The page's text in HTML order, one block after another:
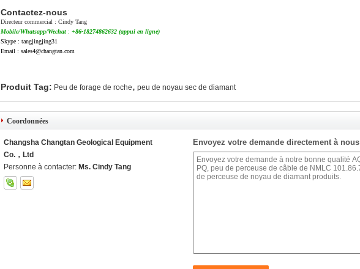
Contactez-nous
Directeur commercial : Cindy Tang
Mobile/Whatsapp/Wechat : +86-18274862632 (appui en ligne)
Skype : tangjingjing31
Email : sales4@changtan.com
Produit Tag: Peu de forage de roche, peu de noyau sec de diamant
Coordonnées
Changsha Changtan Geological Equipment
Co.，Ltd
Personne à contacter: Ms. Cindy Tang
Envoyez votre demande directement à nous